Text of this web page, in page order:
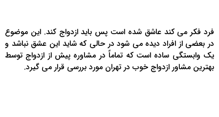
فرد فکر می کند عاشق شده است پس باید ازدواج کند. این موضوع
در بعضی از افراد دیده می شود در حالی که شاید این عشق نباشد و
یک وابستگی ساده است که تماماً در مشاوره پیش از ازدواج توسط
بهترین مشاور ازدواج خوب در تهران مورد بررسی قرار می گیرد.